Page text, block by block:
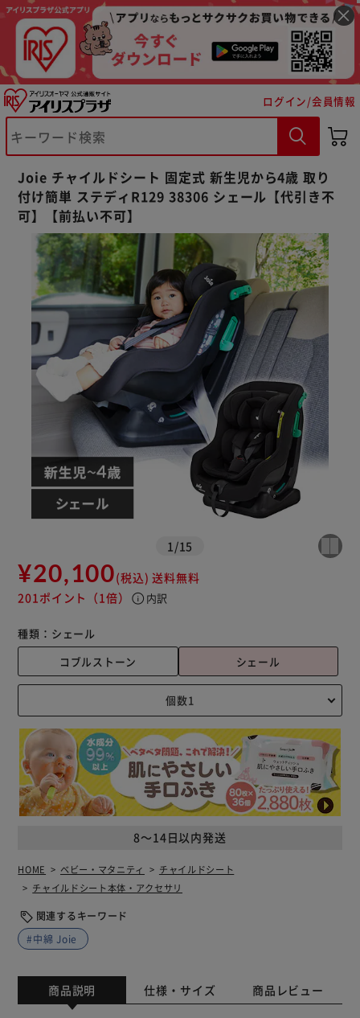
ログイン/会員情報
Joie チャイルドシート 固定式 新生児から4歳 取り
付け簡単 ステディR129 38306 シェール【代引き不
可】【前払い不可】
1 /15
¥20,100(税込) 送料無料
201ポイント （1倍） info 内訳
種類： シェール
コブルストーン
シェール
8～14日以内発送
HOME ベビー・マタニティ
チャイルドシート
チャイルドシート本体・アクセサリ
関連するキーワード
#中綿 Joie
商品説明 仕様・サイズ 商品レビュー
※ご確認ください
カートに入れる 購入手続きへ